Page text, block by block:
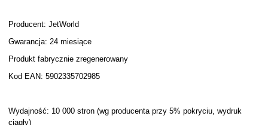
Producent: JetWorld
Gwarancja: 24 miesiące
Produkt fabrycznie zregenerowany
Kod EAN: 5902335702985
Wydajność: 10 000 stron (wg producenta przy 5% pokryciu, wydruk
ciągły)